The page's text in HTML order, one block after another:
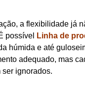
a flexibilidade já
possível
Linha de
húmida e até
adequado, mas
ignorados.